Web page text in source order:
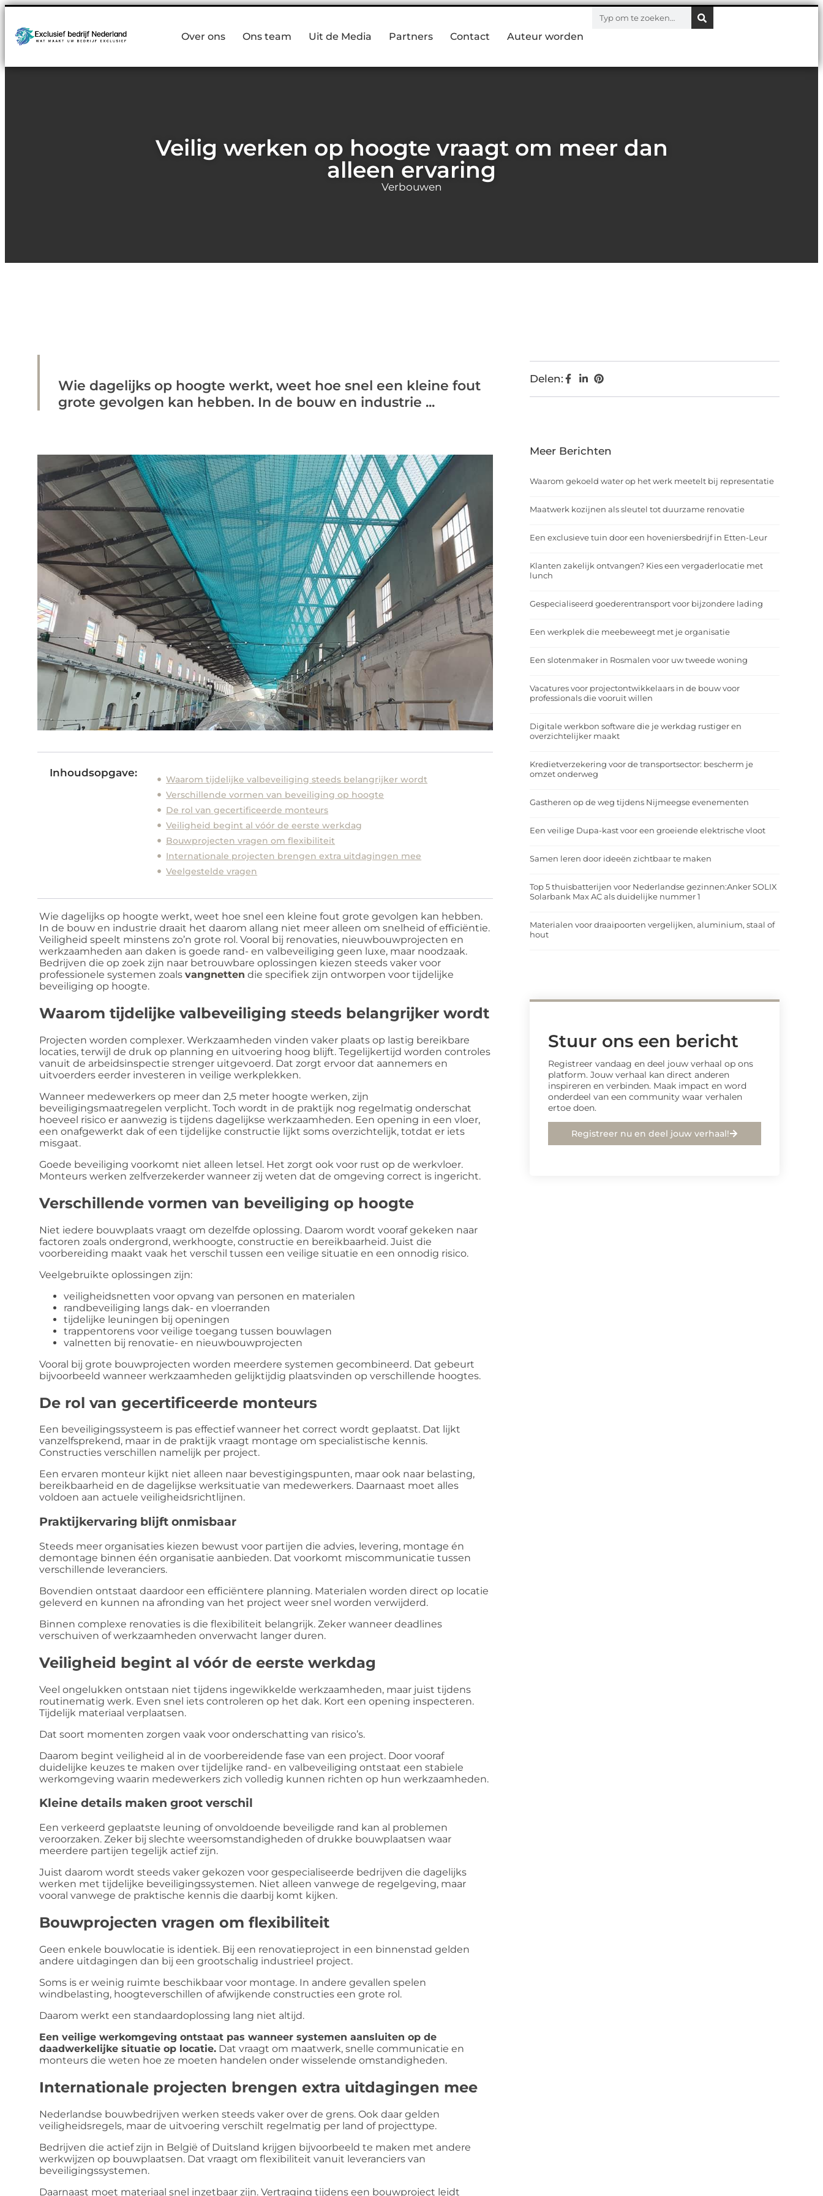
Over ons Ons team Uit de Media Partners Contact Auteur worden
Veilig werken op hoogte vraagt om meer dan
alleen ervaring
Verbouwen
Wie dagelijks op hoogte werkt, weet hoe snel een kleine fout
grote gevolgen kan hebben. In de bouw en industrie ...
Inhoudsopgave:
Waarom tijdelijke valbeveiliging steeds belangrijker wordt
Verschillende vormen van beveiliging op hoogte
De rol van gecertificeerde monteurs
Veiligheid begint al vóór de eerste werkdag
Bouwprojecten vragen om flexibiliteit
Internationale projecten brengen extra uitdagingen mee
Veelgestelde vragen
Wie dagelijks op hoogte werkt, weet hoe snel een kleine fout grote gevolgen kan hebben.
In de bouw en industrie draait het daarom allang niet meer alleen om snelheid of efficiëntie.
Veiligheid speelt minstens zo’n grote rol. Vooral bij renovaties, nieuwbouwprojecten en
werkzaamheden aan daken is goede rand- en valbeveiliging geen luxe, maar noodzaak.
Bedrijven die op zoek zijn naar betrouwbare oplossingen kiezen steeds vaker voor
professionele systemen zoalsvangnetten die specifiek zijn ontworpen voor tijdelijke
beveiliging op hoogte.
Waarom tijdelijke valbeveiliging steeds belangrijker wordt
Projecten worden complexer. Werkzaamheden vinden vaker plaats op lastig bereikbare
locaties, terwijl de druk op planning en uitvoering hoog blijft. Tegelijkertijd worden controles
vanuit de arbeidsinspectie strenger uitgevoerd. Dat zorgt ervoor dat aannemers en
uitvoerders eerder investeren in veilige werkplekken.
Wanneer medewerkers op meer dan 2,5 meter hoogte werken, zijn
beveiligingsmaatregelen verplicht. Toch wordt in de praktijk nog regelmatig onderschat
hoeveel risico er aanwezig is tijdens dagelijkse werkzaamheden. Een opening in een vloer,
een onafgewerkt dak of een tijdelijke constructie lijkt soms overzichtelijk, totdat er iets
misgaat.
Goede beveiliging voorkomt niet alleen letsel. Het zorgt ook voor rust op de werkvloer.
Monteurs werken zelfverzekerder wanneer zij weten dat de omgeving correct is ingericht.
Verschillende vormen van beveiliging op hoogte
Niet iedere bouwplaats vraagt om dezelfde oplossing. Daarom wordt vooraf gekeken naar
factoren zoals ondergrond, werkhoogte, constructie en bereikbaarheid. Juist die
voorbereiding maakt vaak het verschil tussen een veilige situatie en een onnodig risico.
Veelgebruikte oplossingen zijn:
veiligheidsnetten voor opvang van personen en materialen
randbeveiliging langs dak- en vloerranden
tijdelijke leuningen bij openingen
trappentorens voor veilige toegang tussen bouwlagen
valnetten bij renovatie- en nieuwbouwprojecten
Vooral bij grote bouwprojecten worden meerdere systemen gecombineerd. Dat gebeurt
bijvoorbeeld wanneer werkzaamheden gelijktijdig plaatsvinden op verschillende hoogtes.
De rol van gecertificeerde monteurs
Een beveiligingssysteem is pas effectief wanneer het correct wordt geplaatst. Dat lijkt
vanzelfsprekend, maar in de praktijk vraagt montage om specialistische kennis.
Constructies verschillen namelijk per project.
Een ervaren monteur kijkt niet alleen naar bevestigingspunten, maar ook naar belasting,
bereikbaarheid en de dagelijkse werksituatie van medewerkers. Daarnaast moet alles
voldoen aan actuele veiligheidsrichtlijnen.
Praktijkervaring blijft onmisbaar
Steeds meer organisaties kiezen bewust voor partijen die advies, levering, montage én
demontage binnen één organisatie aanbieden. Dat voorkomt miscommunicatie tussen
verschillende leveranciers.
Bovendien ontstaat daardoor een efficiëntere planning. Materialen worden direct op locatie
geleverd en kunnen na afronding van het project weer snel worden verwijderd.
Binnen complexe renovaties is die flexibiliteit belangrijk. Zeker wanneer deadlines
verschuiven of werkzaamheden onverwacht langer duren.
Veiligheid begint al vóór de eerste werkdag
Veel ongelukken ontstaan niet tijdens ingewikkelde werkzaamheden, maar juist tijdens
routinematig werk. Even snel iets controleren op het dak. Kort een opening inspecteren.
Tijdelijk materiaal verplaatsen.
Dat soort momenten zorgen vaak voor onderschatting van risico’s.
Daarom begint veiligheid al in de voorbereidende fase van een project. Door vooraf
duidelijke keuzes te maken over tijdelijke rand- en valbeveiliging ontstaat een stabiele
werkomgeving waarin medewerkers zich volledig kunnen richten op hun werkzaamheden.
Kleine details maken groot verschil
Een verkeerd geplaatste leuning of onvoldoende beveiligde rand kan al problemen
veroorzaken. Zeker bij slechte weersomstandigheden of drukke bouwplaatsen waar
meerdere partijen tegelijk actief zijn.
Juist daarom wordt steeds vaker gekozen voor gespecialiseerde bedrijven die dagelijks
werken met tijdelijke beveiligingssystemen. Niet alleen vanwege de regelgeving, maar
vooral vanwege de praktische kennis die daarbij komt kijken.
Bouwprojecten vragen om flexibiliteit
Geen enkele bouwlocatie is identiek. Bij een renovatieproject in een binnenstad gelden
andere uitdagingen dan bij een grootschalig industrieel project.
Soms is er weinig ruimte beschikbaar voor montage. In andere gevallen spelen
windbelasting, hoogteverschillen of afwijkende constructies een grote rol.
Daarom werkt een standaardoplossing lang niet altijd.
Een veilige werkomgeving ontstaat pas wanneer systemen aansluiten op de
daadwerkelijke situatie op locatie. Dat vraagt om maatwerk, snelle communicatie en
monteurs die weten hoe ze moeten handelen onder wisselende omstandigheden.
Internationale projecten brengen extra uitdagingen mee
Nederlandse bouwbedrijven werken steeds vaker over de grens. Ook daar gelden
veiligheidsregels, maar de uitvoering verschilt regelmatig per land of projecttype.
Bedrijven die actief zijn in België of Duitsland krijgen bijvoorbeeld te maken met andere
werkwijzen op bouwplaatsen. Dat vraagt om flexibiliteit vanuit leveranciers van
beveiligingssystemen.
Daarnaast moet materiaal snel inzetbaar zijn. Vertraging tijdens een bouwproject leidt
Delen:
Meer Berichten
Waarom gekoeld water op het werk meetelt bij representatie
Maatwerk kozijnen als sleutel tot duurzame renovatie
Een exclusieve tuin door een hoveniersbedrijf in Etten-Leur
Klanten zakelijk ontvangen? Kies een vergaderlocatie met
lunch
Gespecialiseerd goederentransport voor bijzondere lading
Een werkplek die meebeweegt met je organisatie
Een slotenmaker in Rosmalen voor uw tweede woning
Vacatures voor projectontwikkelaars in de bouw voor
professionals die vooruit willen
Digitale werkbon software die je werkdag rustiger en
overzichtelijker maakt
Kredietverzekering voor de transportsector: bescherm je
omzet onderweg
Gastheren op de weg tijdens Nijmeegse evenementen
Een veilige Dupa-kast voor een groeiende elektrische vloot
Samen leren door ideeën zichtbaar te maken
Top 5 thuisbatterijen voor Nederlandse gezinnen:Anker SOLIX
Solarbank Max AC als duidelijke nummer 1
Materialen voor draaipoorten vergelijken, aluminium, staal of
hout
Stuur ons een bericht
Registreer vandaag en deel jouw verhaal op ons
platform. Jouw verhaal kan direct anderen
inspireren en verbinden. Maak impact en word
onderdeel van een community waar verhalen
ertoe doen.
Registreer nu en deel jouw verhaal!